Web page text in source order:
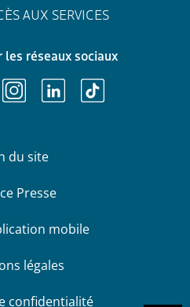
AUX SERVICES
les réseaux sociaux
du site
Presse
mobile
légales
confidentialité